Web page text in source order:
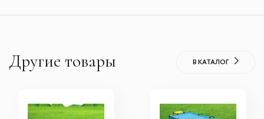
Другие товары В КАТАЛОГ